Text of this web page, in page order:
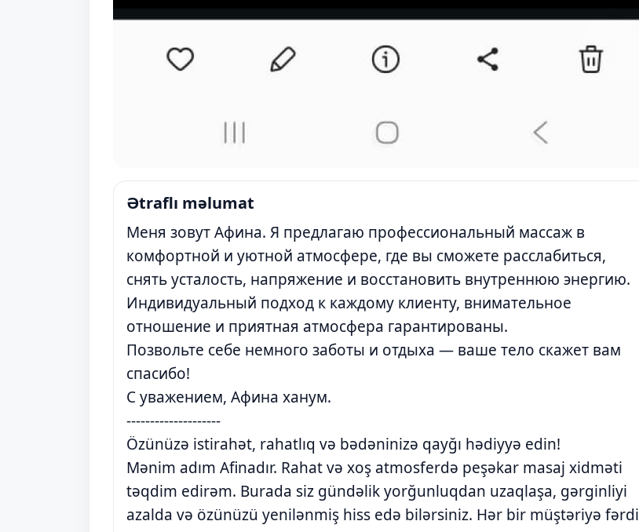
Ətraflı məlumat
Меня зовут Афина. Я предлагаю профессиональный массаж в
комфортной и уютной атмосфере, где вы сможете расслабиться,
снять усталость, напряжение и восстановить внутреннюю энергию.
Индивидуальный подход к каждому клиенту, внимательное
отношение и приятная атмосфера гарантированы.
Позвольте себе немного заботы и отдыха — ваше тело скажет вам
спасибо!
С уважением, Афина ханум.
--------------------
Özünüzə istirahət, rahatlıq və bədəninizə qayğı hədiyyə edin!
Mənim adım Afinadır. Rahat və xoş atmosferdə peşəkar masaj xidməti
təqdim edirəm. Burada siz gündəlik yorğunluqdan uzaqlaşa, gərginliyi
azalda və özünüzü yenilənmiş hiss edə bilərsiniz. Hər bir müştəriyə fərdi